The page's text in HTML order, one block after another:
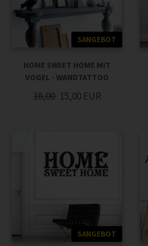
SANGEBOT
HOME SWEET HOME MIT
VOGEL - WANDTATTOO
18,00 15,00 EUR
SANGEBOT